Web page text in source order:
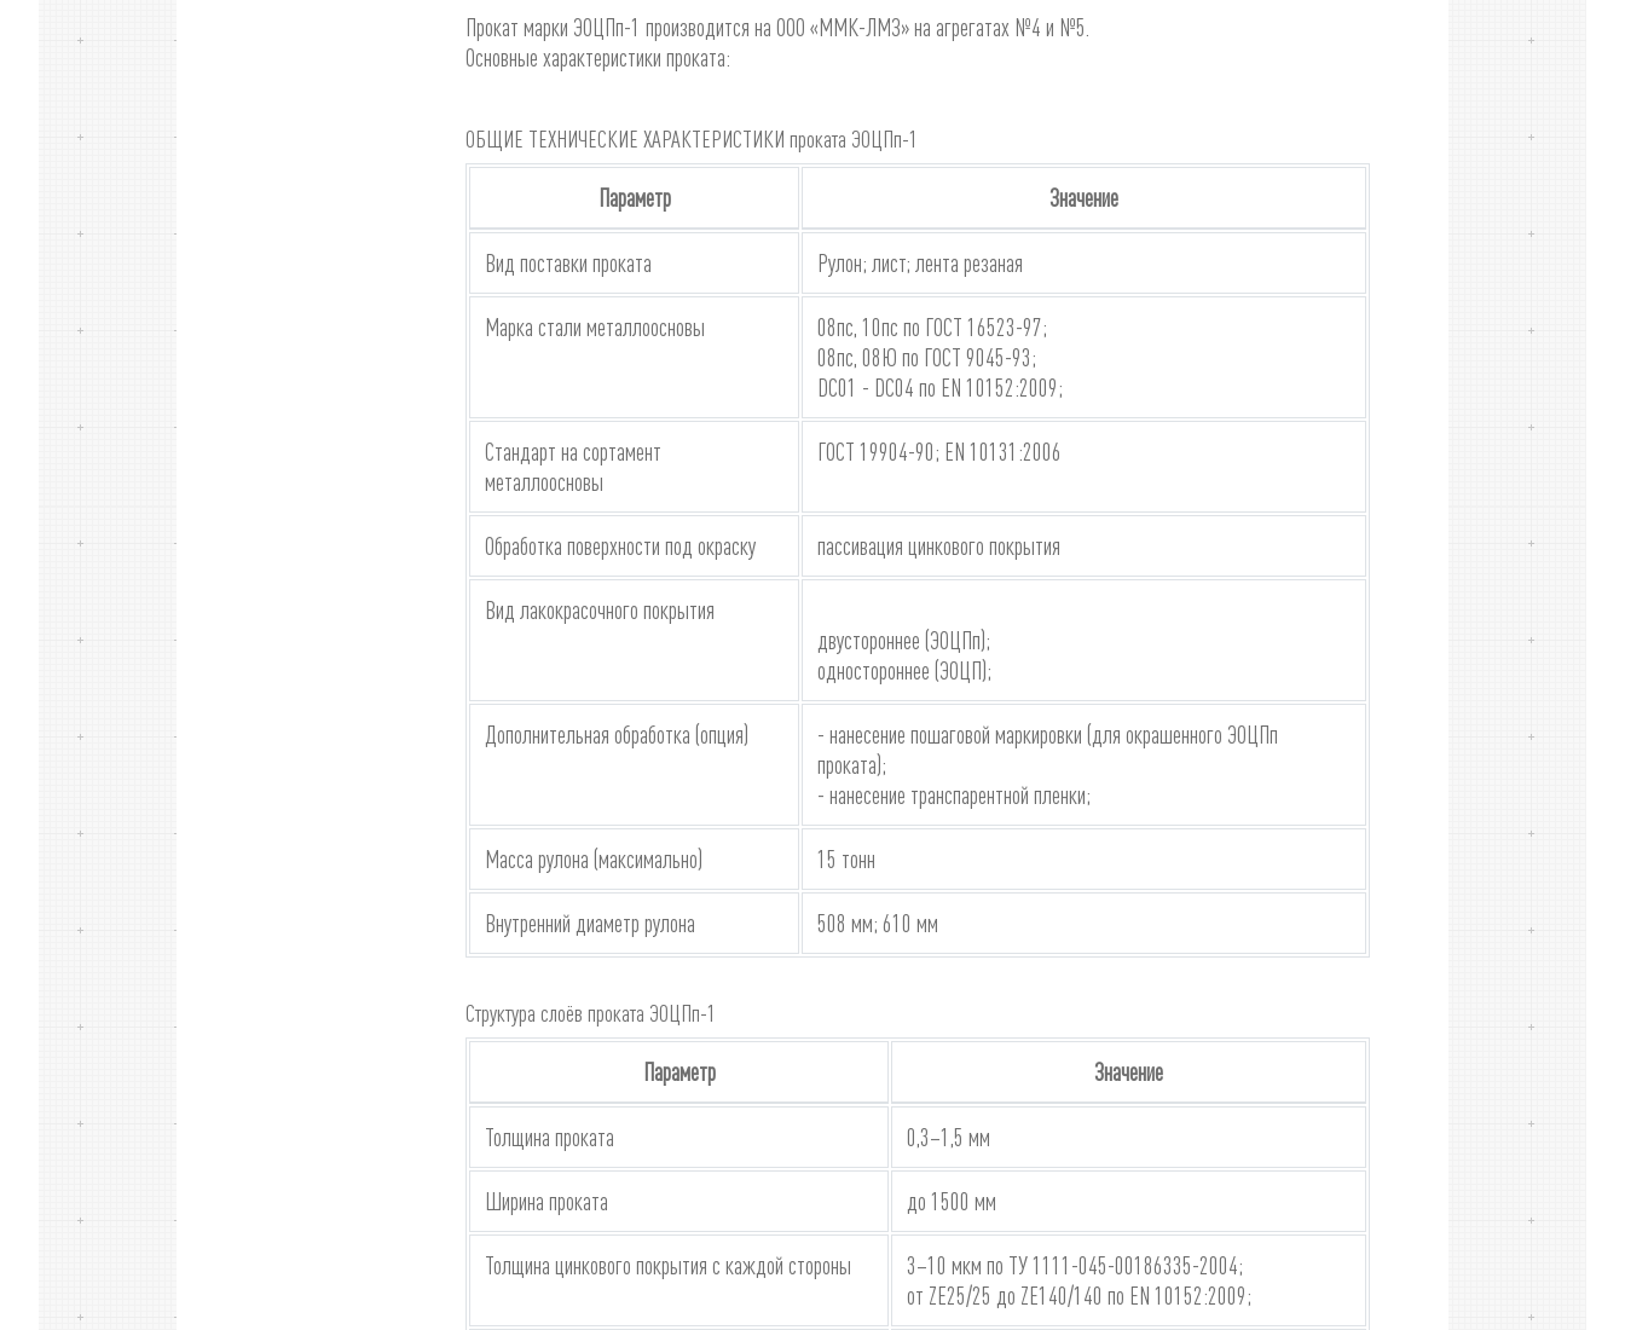
Прокат марки ЭОЦПп-1 производится на ООО «ММК-ЛМЗ» на агрегатах №4 и №5.
Основные характеристики проката:
ОБЩИЕ ТЕХНИЧЕСКИЕ ХАРАКТЕРИСТИКИ проката ЭОЦПп-1
Параметр Значение
Вид поставки проката Рулон; лист; лента резаная
Марка стали металлоосновы
08пс, 10пс по ГОСТ 16523-97;
08пс, 08Ю по ГОСТ 9045-93;
DC01 - DC04 по EN 10152:2009;
Стандарт на сортамент
металлоосновы
ГОСТ 19904-90; EN 10131:2006
Обработка поверхности под окраску пассивация цинкового покрытия
Вид лакокрасочного покрытия
двустороннее (ЭОЦПп);
одностороннее (ЭОЦП);
Дополнительная обработка (опция)
- нанесение пошаговой маркировки (для окрашенного ЭОЦПп
проката);
- нанесение транспарентной пленки;
Масса рулона (максимально) 15 тонн
Внутренний диаметр рулона 508 мм; 610 мм
Структура слоёв проката ЭОЦПп-1
Параметр Значение
Толщина проката 0,3–1,5 мм
Ширина проката до 1500 мм
Толщина цинкового покрытия с каждой стороны
3–10 мкм по ТУ 1111-045-00186335-2004;
от ZE25/25 до ZE140/140 по EN 10152:2009;